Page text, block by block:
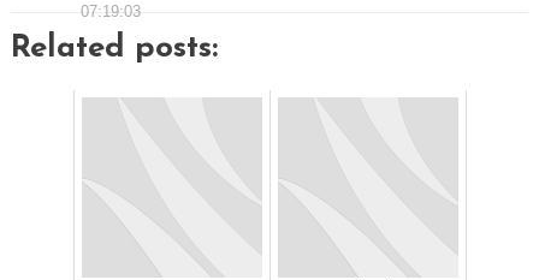
07:19:03
Related posts: